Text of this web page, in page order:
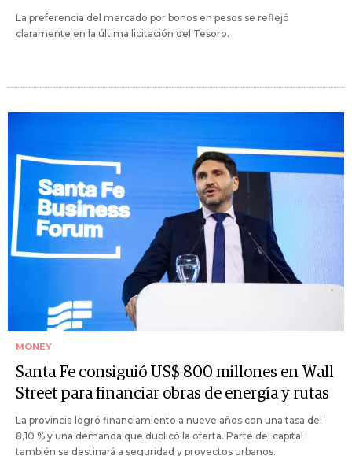
La preferencia del mercado por bonos en pesos se reflejó
claramente en la última licitación del Tesoro.
MONEY
Santa Fe consiguió US$ 800 millones en Wall
Street para financiar obras de energía y rutas
La provincia logró financiamiento a nueve años con una tasa del
8,10 % y una demanda que duplicó la oferta. Parte del capital
también se destinará a seguridad y proyectos urbanos.